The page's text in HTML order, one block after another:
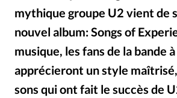
Emploi
Se connecter
Édition: Internationale
Devise:
mythique groupe U2 vient de
nouvel album: Songs of
musique, les fans de la bande
apprécieront un style
sons qui ont fait le succès de